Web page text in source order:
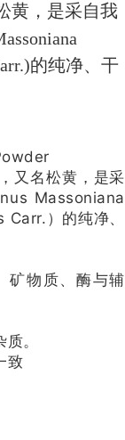
黄，是采自我
的纯净、干
又名松黄，是采
Massoniana
）的纯净、
矿物质、酶与辅
。
致